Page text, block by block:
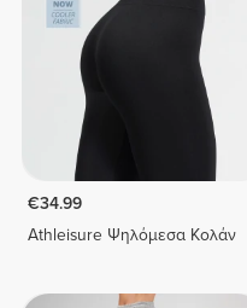
€34.99
Athleisure Ψηλόμεσα Κολάν